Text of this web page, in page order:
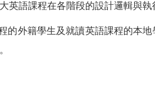
語課程在各階段的設計邏輯與執
的外籍學生及就讀英語課程的本